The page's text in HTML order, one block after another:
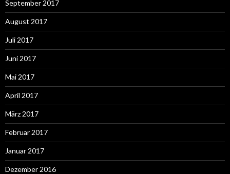
September 2017
August 2017
Juli 2017
Juni 2017
Mai 2017
April 2017
März 2017
Februar 2017
Januar 2017
Dezember 2016